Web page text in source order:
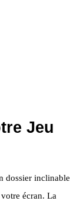
Jeu
dossier inclinable
écran. La